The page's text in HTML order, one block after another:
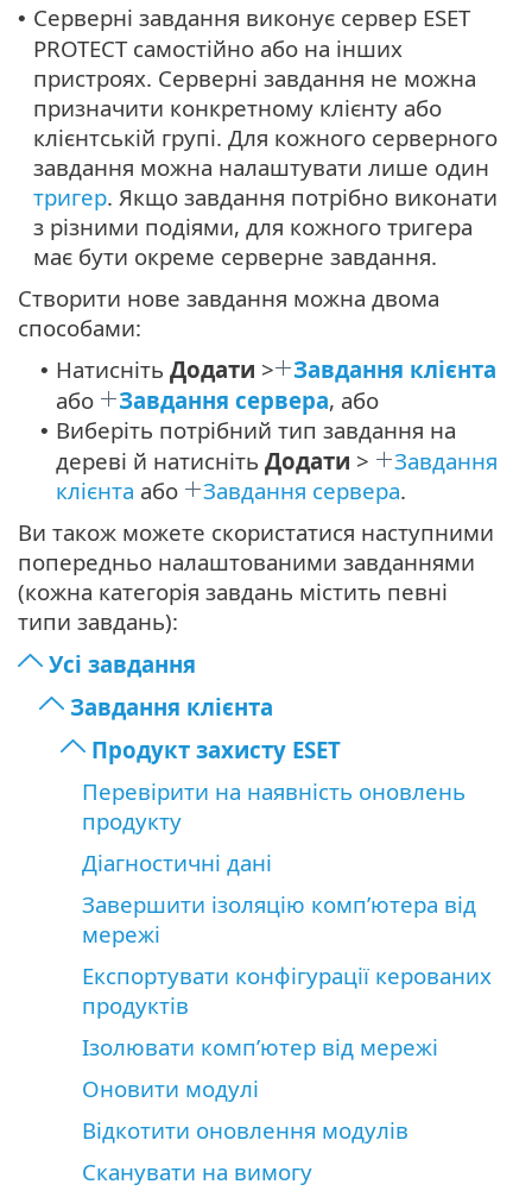
• Серверні завдання виконує сервер ESET
PROTECT самостійно або на інших
пристроях. Серверні завдання не можна
призначити конкретному клієнту або
клієнтській групі. Для кожного серверного
завдання можна налаштувати лише один
тригер. Якщо завдання потрібно виконати
з різними подіями, для кожного тригера
має бути окреме серверне завдання.
Створити нове завдання можна двома
способами:
• Натисніть Додати >
Завдання клієнта
або
Завдання сервера, або
• Виберіть потрібний тип завдання на
дереві й натисніть Додати >
Завдання
клієнта або Завдання сервера.
Ви також можете скористатися наступними
попередньо налаштованими завданнями
(кожна категорія завдань містить певні
типи завдань):
Усі завдання
Завдання клієнта
Продукт захисту ESET
Перевірити на наявність оновлень
продукту
Діагностичні дані
Завершити ізоляцію комп’ютера від
мережі
Експортувати конфігурації керованих
продуктів
Ізолювати комп’ютер від мережі
Оновити модулі
Відкотити оновлення модулів
Сканувати на вимогу